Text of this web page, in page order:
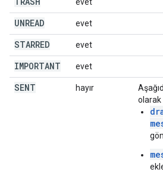
UNREAD evet
STARRED evet
IMPORTANT evet
SENT hayır
olarak